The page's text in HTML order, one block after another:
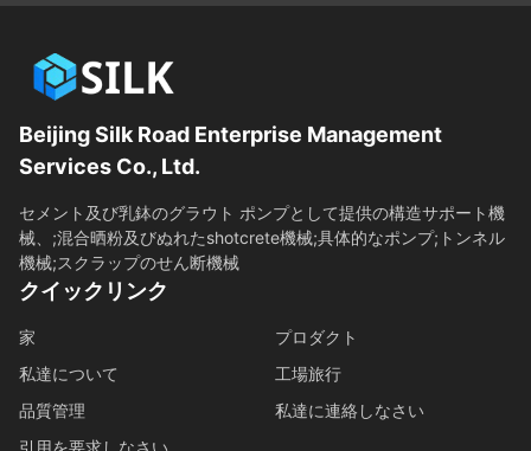
Beijing Silk Road Enterprise Management
Services Co., Ltd.
セメント及び乳鉢のグラウト ポンプとして提供の構造サポート機
械、;混合晒粉及びぬれたshotcrete機械;具体的なポンプ;トンネル
機械;スクラップのせん断機械
クイックリンク
家
プロダクト
私達について
工場旅行
品質管理
私達に連絡しなさい
引用を要求しなさい